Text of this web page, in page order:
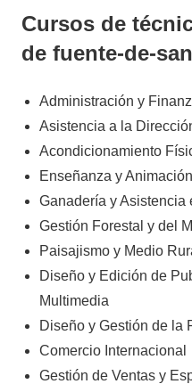
Cursos de
de fuente-de-
Administración y
Asistencia a la
Acondicionamiento
Enseñanza y
Ganadería y Asistencia
Gestión Forestal y del
Paisajismo y Medio
Diseño y Edición de
Multimedia
Diseño y Gestión de la
Comercio Internacional
Gestión de Ventas y